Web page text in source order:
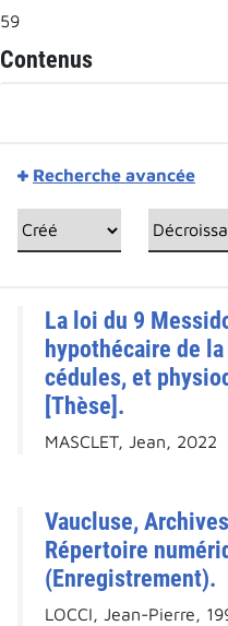
59
Contenus
Recherche avancée
La loi du 9
hypothécaire de
cédules, et
[Thèse].
MASCLET, Jean, 2022
Vaucluse,
Répertoire
(Enregistrement).
LOCCI, Jean-Pierre,